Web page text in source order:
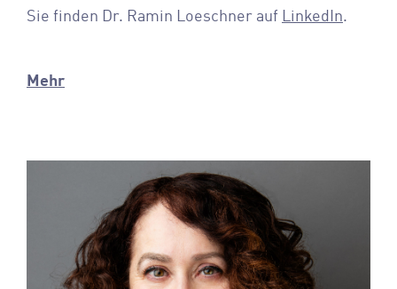
Sie finden Dr. Ramin Loeschner auf LinkedIn.
Mehr